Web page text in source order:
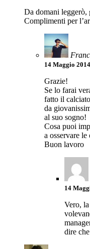
Da domani
Complimenti per
14 Maggio 2014
Grazie!
Se lo farai
fatto il
da
al suo sogno!
Cosa puoi
a osservare
Buon lavoro
14
Vero,
dire